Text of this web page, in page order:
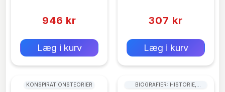
946 kr
Læg i kurv
307 kr
Læg i kurv
KONSPIRATIONSTEORIER
BIOGRAFIER: HISTORIE,